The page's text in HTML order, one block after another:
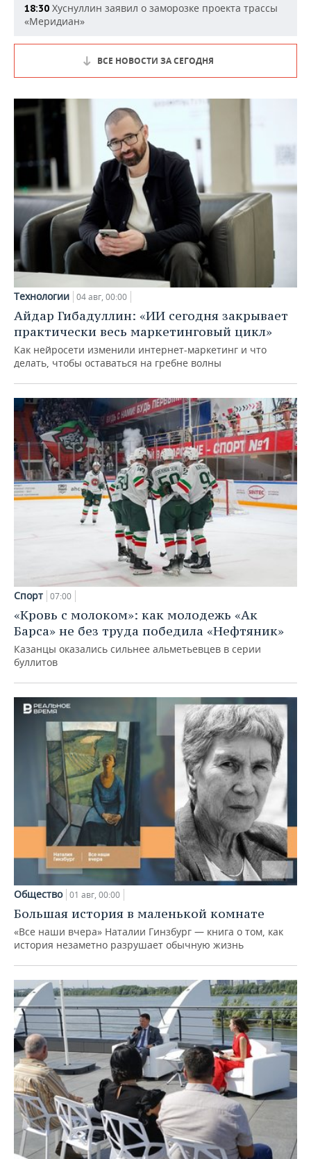
18:30 Хуснуллин заявил о заморозке проекта трассы
«Меридиан»
ВСЕ НОВОСТИ ЗА СЕГОДНЯ
Технологии 04 авг, 00:00
Айдар Гибадуллин: «ИИ сегодня закрывает
практически весь маркетинговый цикл»
Как нейросети изменили интернет-маркетинг и что
делать, чтобы оставаться на гребне волны
Спорт 07:00
«Кровь с молоком»: как молодежь «Ак
Барса» не без труда победила «Нефтяник»
Казанцы оказались сильнее альметьевцев в серии
буллитов
Общество 01 авг, 00:00
Большая история в маленькой комнате
«Все наши вчера» Наталии Гинзбург — книга о том, как
история незаметно разрушает обычную жизнь